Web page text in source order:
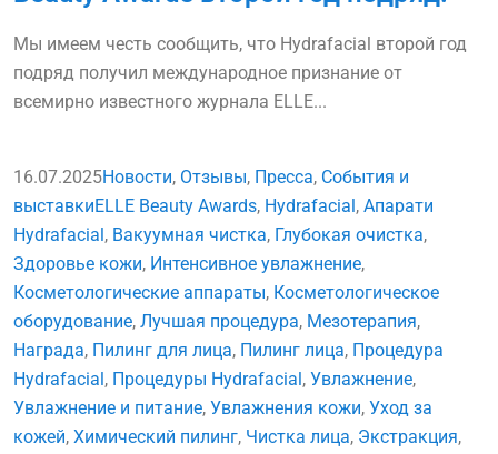
Мы имеем честь сообщить, что Hydrafacial второй год
подряд получил международное признание от
всемирно известного журнала ELLE...
16.07.2025Новости, Отзывы, Пресса, События и
выставкиELLE Beauty Awards, Hydrafacial , Апарати
Hydrafacial , Вакуумная чистка, Глубокая очистка,
Здоровье кожи, Интенсивное увлажнение,
Косметологические аппараты, Косметологическое
оборудование, Лучшая процедура, Мезотерапия,
Награда, Пилинг для лица, Пилинг лица, Процедура
Hydrafacial , Процедуры Hydrafacial , Увлажнение,
Увлажнение и питание, Увлажнения кожи, Уход за
кожей, Химический пилинг, Чистка лица, Экстракция,